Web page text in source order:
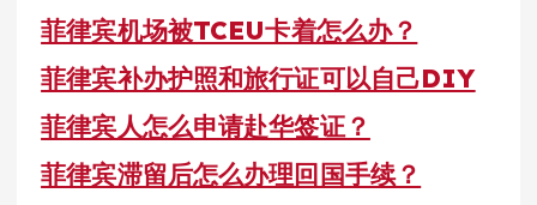
菲律宾机场被TCEU卡着怎么办？
菲律宾补办护照和旅行证可以自己DIY
菲律宾人怎么申请赴华签证？
菲律宾滞留后怎么办理回国手续？